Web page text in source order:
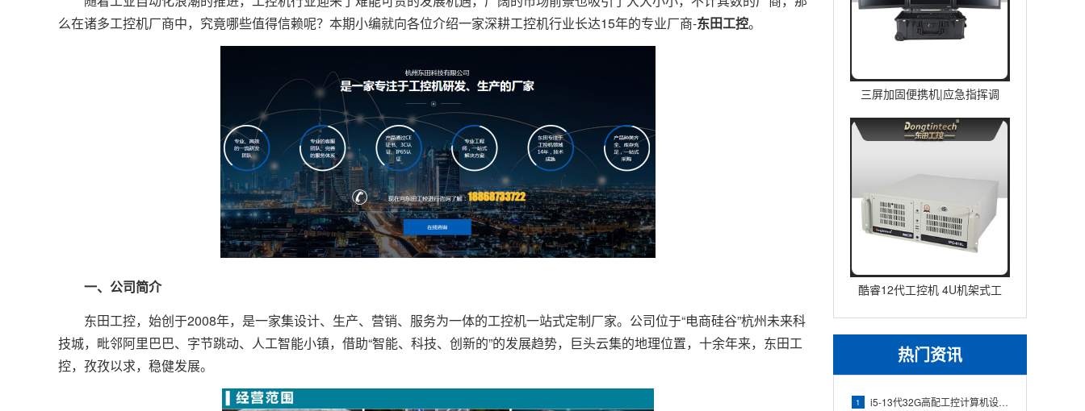
三屏加固便携机|应急指挥调
度台移动终端|DTG-U1713-
酷睿12代工控机 4U机架式工
业控制器 DT-610L-IZ
热门资讯
1 i5-13代32G高配工控计算机设备，智能制造工位整机显示成
么在诸多工控机厂商中，究竟哪些值得信赖呢？本期小编就向各位介绍一家深耕工控机行业长达15年的专业厂商-东田工控。
一、公司简介
东田工控，始创于2008年，是一家集设计、生产、营销、服务为一体的工控机一站式定制厂家。公司位于“电商硅谷”杭州未来科
技城，毗邻阿里巴巴、字节跳动、人工智能小镇，借助“智能、科技、创新的”的发展趋势，巨头云集的地理位置，十余年来，东田工
控，孜孜以求，稳健发展。